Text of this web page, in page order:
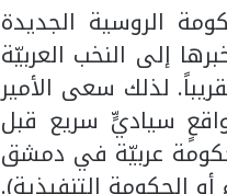
في نوفمبر سنة 1917، نشرت الحكومة الروسية الجديدة
إلى النخب العربيّة
تقريباً. لذلك سعى الأمير
سياديٍّ سريع قبل
في الخامس من أكتوبر سنة 1918 قيام حكومة عربيّة في دمشق